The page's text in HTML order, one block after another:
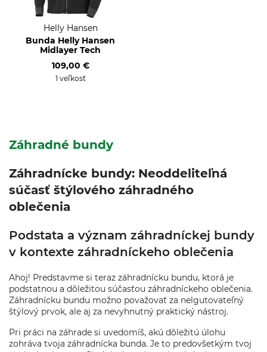
Helly Hansen
Bunda Helly Hansen
Midlayer Tech
109,00 €
1 veľkosť
Záhradné bundy
Záhradnícke bundy: Neoddeliteľná
súčasť štýlového záhradného
oblečenia
Podstata a význam záhradníckej bundy
v kontexte záhradníckeho oblečenia
Ahoj! Predstavme si teraz záhradnícku bundu, ktorá je
podstatnou a dôležitou súčasťou záhradníckeho oblečenia.
Záhradnícku bundu možno považovať za nelgutovateľný
štýlový prvok, ale aj za nevyhnutný praktický nástroj.
Pri práci na záhrade si uvedomíš, akú dôležitú úlohu
zohráva tvoja záhradnícka bunda. Je to predovšetkým tvoj